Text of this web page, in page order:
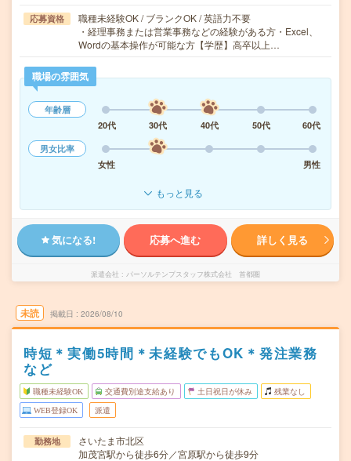
応募資格
職種未経験OK / ブランクOK / 英語力不要
・経理事務または営業事務などの経験がある方・Excel、
Wordの基本操作が可能な方【学歴】高卒以上…
職場の雰囲気
年齢層
20代
30代 40代 50代
60代
男女比率
女性
男性
もっと見る
気になる! 応募へ進む 詳しく見る
派遣会社 パーソルテンプスタッフ株式会社 首都圏
未読 掲載日 2026/08/10
時短＊実働5時間＊未経験でもOK＊発注業務
など
職種未経験OK 交通費別途支給あり 土日祝日が休み 残業なし
WEB登録OK 派遣
勤務地
さいたま市北区
加茂宮駅から徒歩6分／宮原駅から徒歩9分